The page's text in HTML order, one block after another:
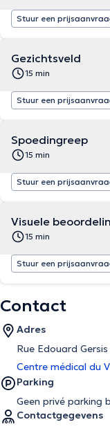
Stuur een
Gezichtsveld
15 min
Stuur een
Spoedingreep
15 min
Stuur een
Visuele
15 min
Stuur een
Contact
Adres
Rue Edouard
Centre médical du
Parking
Geen privé parking
Contactgegevens